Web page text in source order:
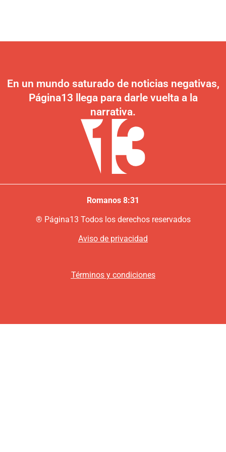
En un mundo saturado de noticias negativas,
Página13 llega para darle vuelta a la
narrativa.
Romanos 8:31
® Página13 Todos los derechos reservados
Aviso de privacidad
Términos y condiciones